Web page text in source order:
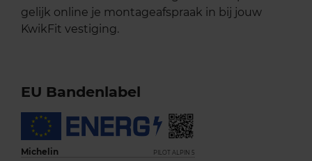
gelijk online je montageafspraak in bij jouw
KwikFit vestiging.
EU Bandenlabel
Michelin PILOT ALPIN 5